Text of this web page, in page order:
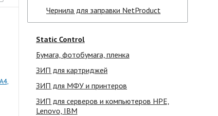
Чернила для заправки NetProduct
Static Control
Бумага, фотобумага, пленка
ЗИП для картриджей
ЗИП для МФУ и принтеров
ЗИП для серверов и компьютеров HPE,
Lenovo, IBM